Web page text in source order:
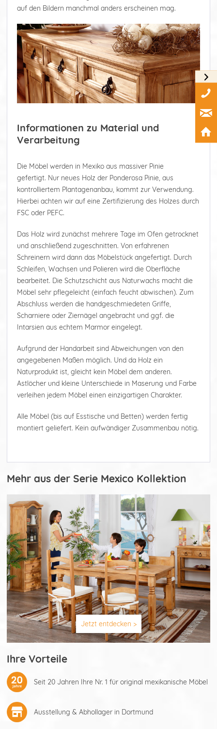
auf den Bildern manchmal anders erscheinen mag.
Informationen zu Material und
Verarbeitung
Die Möbel werden in Mexiko aus massiver Pinie
gefertigt. Nur neues Holz der Ponderosa Pinie, aus
kontrolliertem Plantagenanbau, kommt zur Verwendung.
Hierbei achten wir auf eine Zertifizierung des Holzes durch
FSC oder PEFC.
Das Holz wird zunächst mehrere Tage im Ofen getrocknet
und anschließend zugeschnitten. Von erfahrenen
Schreinern wird dann das Möbelstück angefertigt. Durch
Schleifen, Wachsen und Polieren wird die Oberfläche
bearbeitet. Die Schutzschicht aus Naturwachs macht die
Möbel sehr pflegeleicht (einfach feucht abwischen). Zum
Abschluss werden die handgeschmiedeten Griffe,
Scharniere oder Ziernägel angebracht und ggf. die
Intarsien aus echtem Marmor eingelegt.
Aufgrund der Handarbeit sind Abweichungen von den
angegebenen Maßen möglich. Und da Holz ein
Naturprodukt ist, gleicht kein Möbel dem anderen.
Astlöcher und kleine Unterschiede in Maserung und Farbe
verleihen jedem Möbel einen einzigartigen Charakter.
Alle Möbel (bis auf Esstische und Betten) werden fertig
montiert geliefert. Kein aufwändiger Zusammenbau nötig.
Mehr aus der Serie Mexico Kollektion
Jetzt entdecken >
Ihre Vorteile
Seit 20 Jahren Ihre Nr. 1 für original mexikanische Möbel
Ausstellung & Abhollager in Dortmund